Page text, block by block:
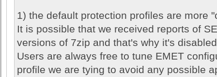
1) the default protection profiles are more
It is possible that we received reports of
versions of 7zip and that's why it's
Users are always free to tune EMET
profile we are tying to avoid any possible